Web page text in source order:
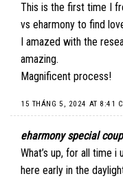
This is the first time I
vs eharmony to find
I amazed with the
amazing.
Magnificent process!
15 THÁNG 5, 2024 AT 8:41
eharmony special
What’s up, for all time
here early in the